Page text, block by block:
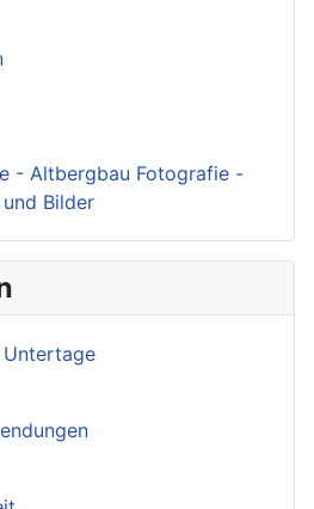
- Altbergbau Fotografie -
Bilder
Untertage